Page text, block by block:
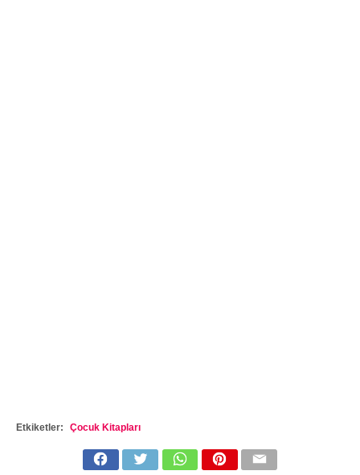
Etkiketler: Çocuk Kitapları